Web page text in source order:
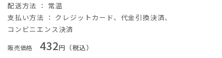
配送方法 ： 常温
支払い方法 ： クレジットカード、 代金引換決済、
コンビニエンス決済
販売価格 432円（税込）